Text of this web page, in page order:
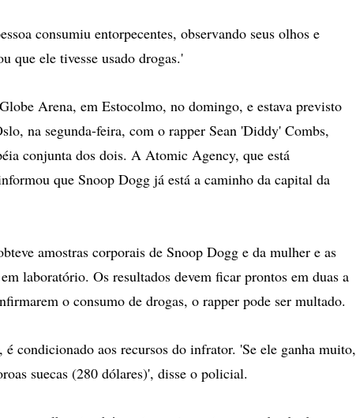
consumiu entorpecentes, observando seus olhos e
que ele tivesse usado drogas.'
Arena, em Estocolmo, no domingo, e estava previsto
na segunda-feira, com o rapper Sean 'Diddy' Combs,
conjunta dos dois. A Atomic Agency, que está
que Snoop Dogg já está a caminho da capital da
amostras corporais de Snoop Dogg e da mulher e as
laboratório. Os resultados devem ficar prontos em duas a
o consumo de drogas, o rapper pode ser multado.
é condicionado aos recursos do infrator. 'Se ele ganha muito,
suecas (280 dólares)', disse o policial.